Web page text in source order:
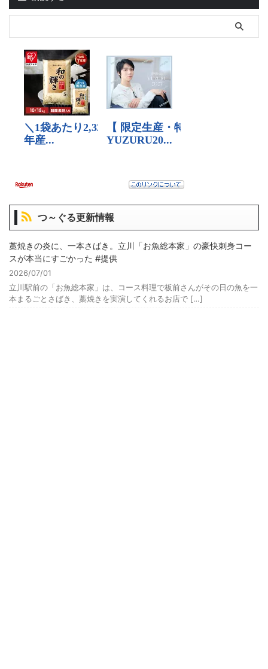
つ～ぐる更新情報
藁焼きの炎に、一本さばき。立川「お魚総本家」の豪快刺身コー
スが本当にすごかった #提供
2026/07/01
立川駅前の「お魚総本家」は、コース料理で板前さんがその日の魚を一
本まるごとさばき、藁焼きを実演してくれるお店で […]